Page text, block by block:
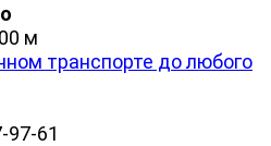
м
транспорте до любого
97-61